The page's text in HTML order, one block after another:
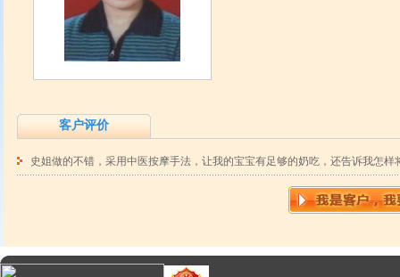
客户评价
史姐做的不错，采用中医按摩手法，让我的宝宝有足够的奶吃，还告诉我怎样